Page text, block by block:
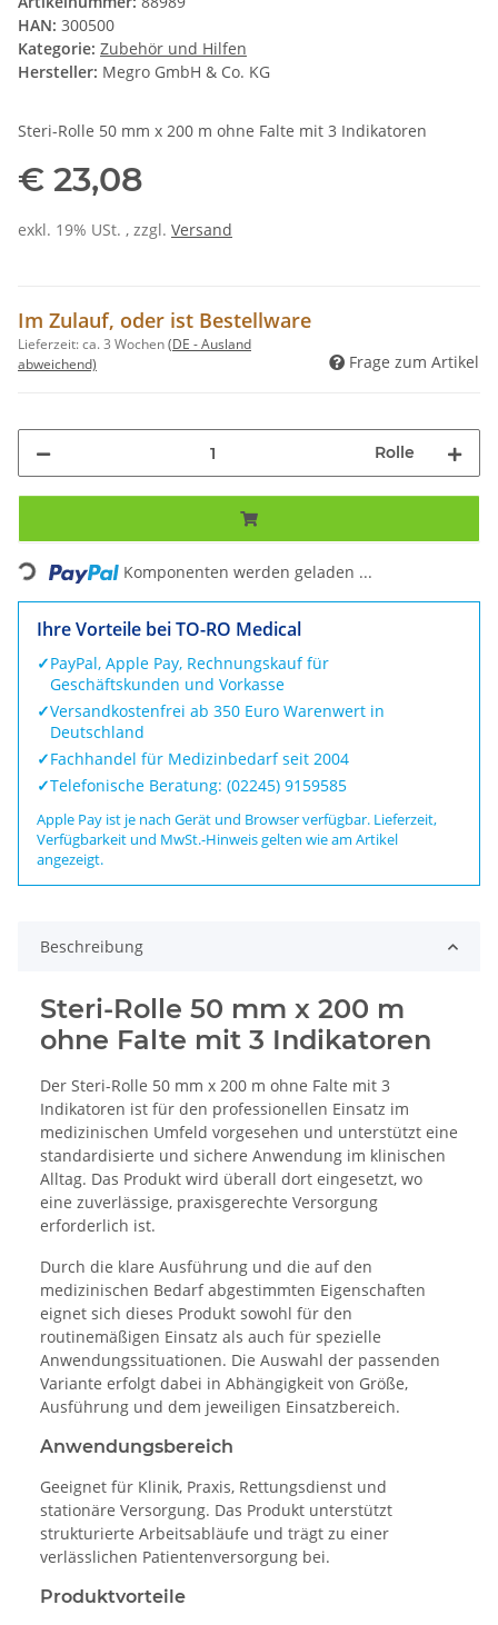
HAN: 300500
Kategorie: Zubehör und Hilfen
Hersteller: Megro GmbH & Co. KG
Steri-Rolle 50 mm x 200 m ohne Falte mit 3 Indikatoren
€ 23,08
exkl. 19% USt. , zzgl. Versand
Im Zulauf, oder ist Bestellware
Lieferzeit:ca. 3 Wochen(DE - Ausland
abweichend)
Frage zum Artikel
Rolle
Loading... Komponenten werden geladen ...
Ihre Vorteile bei TO-RO Medical
✓PayPal, Apple Pay, Rechnungskauf für
Geschäftskunden und Vorkasse
✓Versandkostenfrei ab 350 Euro Warenwert in
Deutschland
✓Fachhandel für Medizinbedarf seit 2004
✓Telefonische Beratung: (02245) 9159585
Apple Pay ist je nach Gerät und Browser verfügbar. Lieferzeit,
Verfügbarkeit und MwSt.-Hinweis gelten wie am Artikel
angezeigt.
Beschreibung
Steri-Rolle 50 mm x 200 m
ohne Falte mit 3 Indikatoren
Der Steri-Rolle 50 mm x 200 m ohne Falte mit 3
Indikatoren ist für den professionellen Einsatz im
medizinischen Umfeld vorgesehen und unterstützt eine
standardisierte und sichere Anwendung im klinischen
Alltag. Das Produkt wird überall dort eingesetzt, wo
eine zuverlässige, praxisgerechte Versorgung
erforderlich ist.
Durch die klare Ausführung und die auf den
medizinischen Bedarf abgestimmten Eigenschaften
eignet sich dieses Produkt sowohl für den
routinemäßigen Einsatz als auch für spezielle
Anwendungssituationen. Die Auswahl der passenden
Variante erfolgt dabei in Abhängigkeit von Größe,
Ausführung und dem jeweiligen Einsatzbereich.
Anwendungsbereich
Geeignet für Klinik, Praxis, Rettungsdienst und
stationäre Versorgung. Das Produkt unterstützt
strukturierte Arbeitsabläufe und trägt zu einer
verlässlichen Patientenversorgung bei.
Produktvorteile